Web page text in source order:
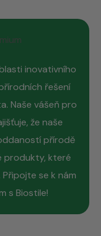
inovativního
řešení
Naše vášeň pro
že naše
přírodě
produkty, které
se k nám
s Biostile!